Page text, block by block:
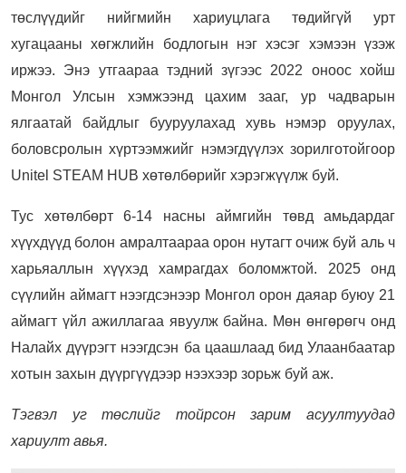
төслүүдийг нийгмийн хариуцлага төдийгүй урт
хугацааны хөгжлийн бодлогын нэг хэсэг хэмээн үзэж
иржээ. Энэ утгаараа тэдний зүгээс 2022 оноос хойш
Монгол Улсын хэмжээнд цахим зааг, ур чадварын
ялгаатай байдлыг бууруулахад хувь нэмэр оруулах,
боловсролын хүртээмжийг нэмэгдүүлэх зорилготойгоор
Unitel STEAM HUB хөтөлбөрийг хэрэгжүүлж буй.
Тус хөтөлбөрт 6-14 насны аймгийн төвд амьдардаг
хүүхдүүд болон амралтаараа орон нутагт очиж буй аль ч
харьяаллын хүүхэд хамрагдах боломжтой. 2025 онд
сүүлийн аймагт нээгдсэнээр Монгол орон даяар буюу 21
аймагт үйл ажиллагаа явуулж байна. Мөн өнгөрөгч онд
Налайх дүүрэгт нээгдсэн ба цаашлаад бид Улаанбаатар
хотын захын дүүргүүдээр нээхээр зорьж буй аж.
Тэгвэл уг төслийг тойрсон зарим асуултуудад
хариулт авья.